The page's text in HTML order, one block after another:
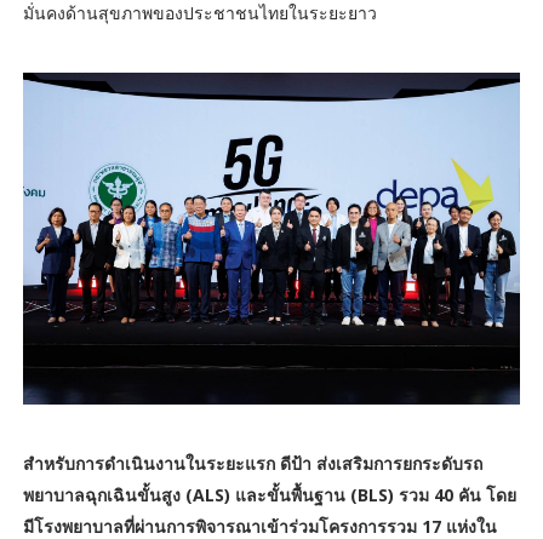
มั่นคงด้านสุขภาพของประชาชนไทยในระยะยาว
สำหรับการดำเนินงานในระยะแรก ดีป้า ส่งเสริมการยกระดับรถ
พยาบาลฉุกเฉินขั้นสูง (ALS) และขั้นพื้นฐาน (BLS) รวม 40 คัน โดย
มีโรงพยาบาลที่ผ่านการพิจารณาเข้าร่วมโครงการรวม 17 แห่งใน